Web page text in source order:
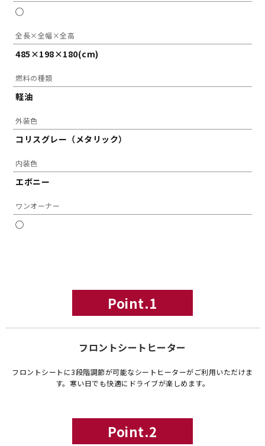
◯
全長×全幅×全高
485×198×180(cm)
燃料の種類
軽油
外装色
コリスグレー（メタリック）
内装色
エボニー
ワンオーナー
◯
Point.1
フロントシートヒーター
フロントシートに3段階調節が可能なシートヒーターがご利用いただけま
す。寒い日でも快適にドライブが楽しめます。
Point.2